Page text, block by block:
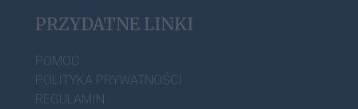
PRZYDATNE LINKI
POMOC
POLITYKA PRYWATNOŚCI
REGULAMIN